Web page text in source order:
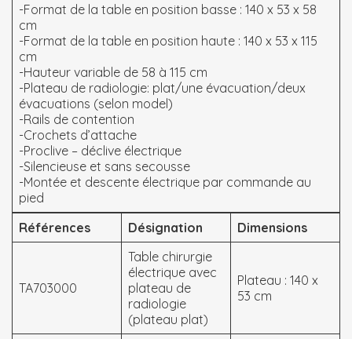
-Format de la table en position basse : 140 x 53 x 58
cm
-Format de la table en position haute : 140 x 53 x 115
cm
-Hauteur variable de 58 à 115 cm
-Plateau de radiologie: plat/une évacuation/deux
évacuations (selon model)
-Rails de contention
-Crochets d’attache
-Proclive – déclive électrique
-Silencieuse et sans secousse
-Montée et descente électrique par commande au
pied
Références
Désignation Dimensions
TA703000
Table chirurgie
électrique avec
plateau de
radiologie
(plateau plat)
Plateau : 140 x
53 cm